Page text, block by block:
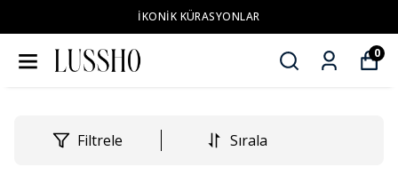
İKONİK KÜRASYONLAR
0
Filtrele Sırala